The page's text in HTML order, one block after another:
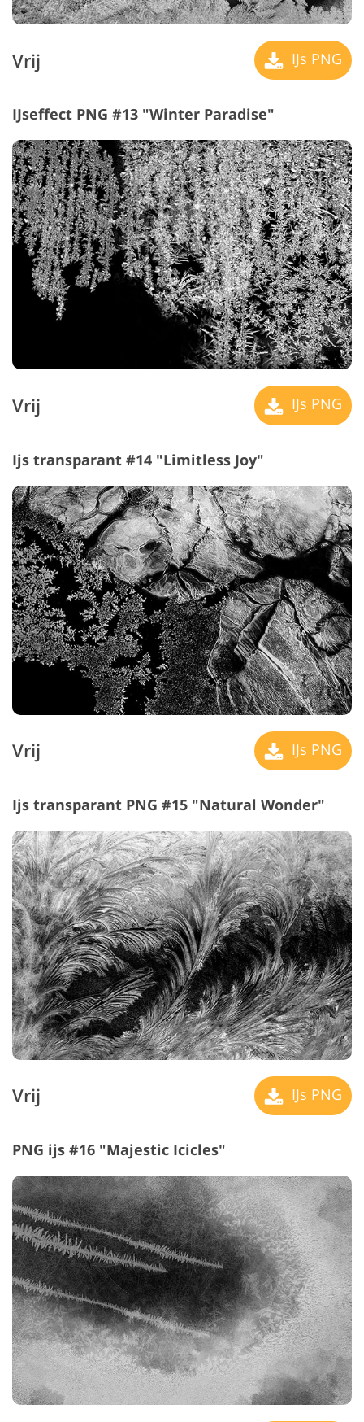
Vrij IJs PNG
IJseffect PNG #13 "Winter Paradise"
Vrij IJs PNG
Ijs transparant #14 "Limitless Joy"
Vrij IJs PNG
Ijs transparant PNG #15 "Natural Wonder"
Vrij IJs PNG
PNG ijs #16 "Majestic Icicles"